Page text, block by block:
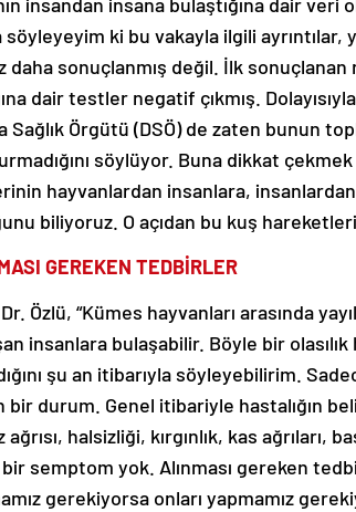
söyleyeyim ki bu vakayla ilgili
daha sonuçlanmış değil. İlk
dair testler negatif çıkmış.
Sağlık Örgütü (DSÖ) de zaten bunun
söylüyor. Buna dikkat
hayvanlardan insanlara,
biliyoruz. O açıdan bu kuş
GEREKEN TEDBİRLER
Özlü, “Kümes hayvanları arasında
insanlara bulaşabilir. Böyle bir
şu an itibarıyla söyleyebilirim.
bir durum. Genel itibariyle hastalığın
ağrısı, halsizliği, kırgınlık, kas ağrıları,
bir semptom yok. Alınması gereken
gerekiyorsa onları yapmamız